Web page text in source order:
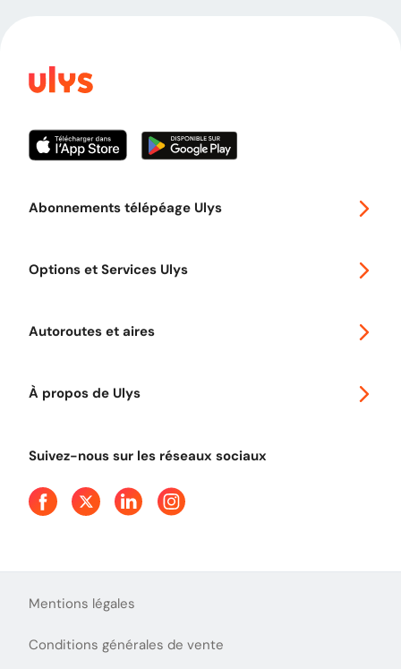
Abonnements télépéage Ulys
Options et Services Ulys
Autoroutes et aires
À propos de Ulys
Suivez-nous sur les réseaux sociaux
Mentions légales
Conditions générales de vente